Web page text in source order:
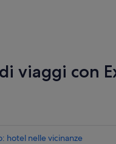
viaggi con
hotel nelle vicinanze